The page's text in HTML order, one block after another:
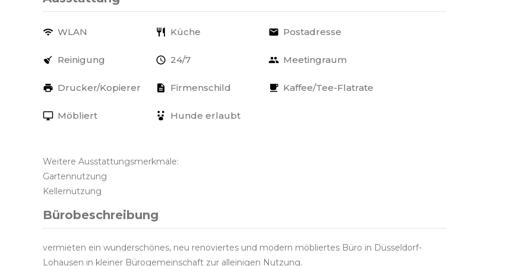
WLAN Küche Postadresse
Reinigung 24/7 Meetingraum
Drucker/Kopierer Firmenschild Kaffee/Tee-Flatrate
Möbliert Hunde erlaubt
Weitere Ausstattungsmerkmale:
Gartennutzung
Kellernutzung
Bürobeschreibung
vermieten ein wunderschönes, neu renoviertes und modern möbliertes Büro in Düsseldorf-
Lohausen in kleiner Bürogemeinschaft zur alleinigen Nutzung.